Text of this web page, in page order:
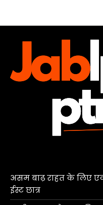
असम बाढ़ राहत के लिए
ईस्ट छात्र